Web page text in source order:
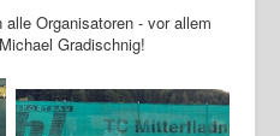
Organisatoren - vor allem
Gradischnig!